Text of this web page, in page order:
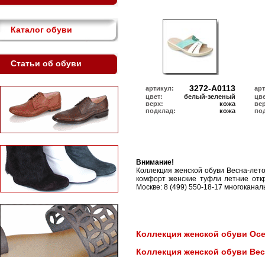
Каталог обуви
Статьи об обуви
артикул: 3272-А0113
цвет:
белый-зеленый
верх:
кожа
подклад:
кожа
Внимание!
Коллекция женской обуви Весна-
комфорт женские туфли летние
Москве: 8 (499) 550-18-17
Коллекция женской обуви
Коллекция женской обуви